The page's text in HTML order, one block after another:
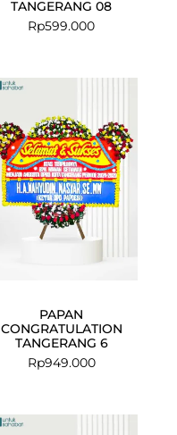
TANGERANG 08
Rp599.000
PAPAN
CONGRATULATION
TANGERANG 6
Rp949.000